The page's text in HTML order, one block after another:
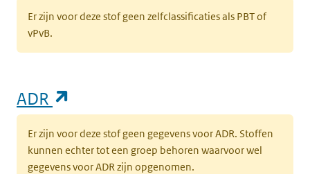
Er zijn voor deze stof geen zelfclassificaties als PBT of
vPvB.
ADR
Er zijn voor deze stof geen gegevens voor ADR. Stoffen
kunnen echter tot een groep behoren waarvoor wel
gegevens voor ADR zijn opgenomen.